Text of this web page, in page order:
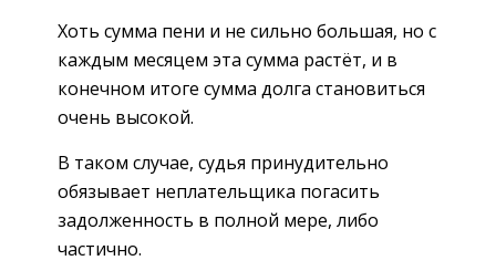
Хоть сумма пени и не сильно большая, но с
каждым месяцем эта сумма растёт, и в
конечном итоге сумма долга становиться
очень высокой.
В таком случае, судья принудительно
обязывает неплательщика погасить
задолженность в полной мере, либо
частично.